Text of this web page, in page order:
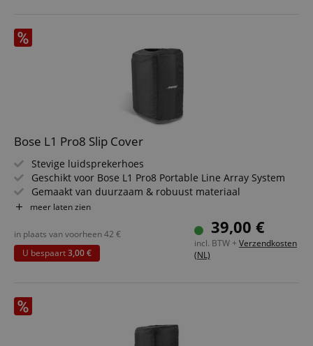
Bose L1 Pro8 Slip Cover
Stevige luidsprekerhoes
Geschikt voor Bose L1 Pro8 Portable Line Array System
Gemaakt van duurzaam & robuust materiaal
Met praktische opening aan de bovenkant
meer laten zien
39,00 €
incl. BTW + Verzendkosten
(NL)
in plaats van voorheen42 €
U bespaart3,00 €